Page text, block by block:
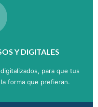
Y DIGITALES
para que tus
forma que prefieran.